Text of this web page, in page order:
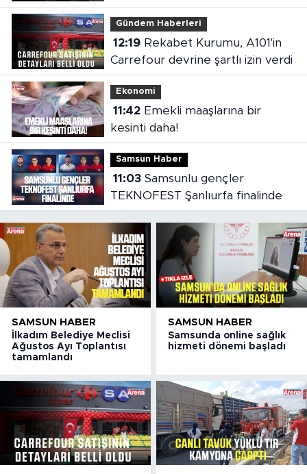
Gündem Haberleri
12:19Rekabet Kurumu, A101'in
Carrefour devrine şartlı izin verdi
Ekonomi
11:42Emekli maaşlarına bir
kesinti daha!
Samsun Haber
11:03Samsunlu gençler
TEKNOFEST Şanlıurfa finalinde
SAMSUN HABER
İlkadım Belediye Meclisi
Ağustos Ayı Toplantısı
tamamlandı
SAMSUN HABER
Samsunda online sağlık
hizmeti dönemi başladı